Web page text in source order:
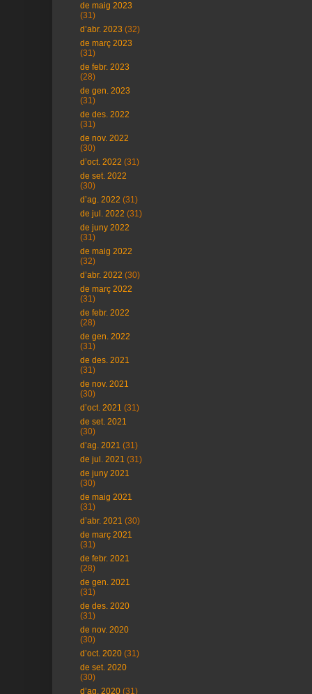
de maig 2023
(31)
d’abr. 2023 (32)
de març 2023
(31)
de febr. 2023
(28)
de gen. 2023
(31)
de des. 2022
(31)
de nov. 2022
(30)
d’oct. 2022 (31)
de set. 2022
(30)
d’ag. 2022 (31)
de jul. 2022 (31)
de juny 2022
(31)
de maig 2022
(32)
d’abr. 2022 (30)
de març 2022
(31)
de febr. 2022
(28)
de gen. 2022
(31)
de des. 2021
(31)
de nov. 2021
(30)
d’oct. 2021 (31)
de set. 2021
(30)
d’ag. 2021 (31)
de jul. 2021 (31)
de juny 2021
(30)
de maig 2021
(31)
d’abr. 2021 (30)
de març 2021
(31)
de febr. 2021
(28)
de gen. 2021
(31)
de des. 2020
(31)
de nov. 2020
(30)
d’oct. 2020 (31)
de set. 2020
(30)
d’ag. 2020 (31)